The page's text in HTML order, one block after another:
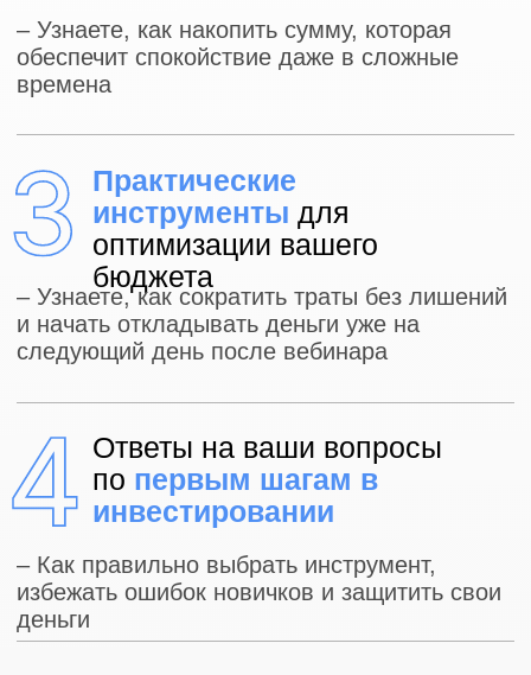
Автор сертифицированной
программы, которую прошли
более 7500 человек
Спикер проектов Минфина,
Московской Биржи, банков
За 6 лет сделала сына
миллионером, откладывая по
2.000 рублей в месяц
ОТЗЫВЫ